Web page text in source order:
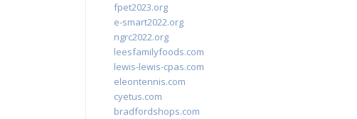
fpet2023.org
e-smart2022.org
ngrc2022.org
leesfamilyfoods.com
lewis-lewis-cpas.com
eleontennis.com
cyetus.com
bradfordshops.com